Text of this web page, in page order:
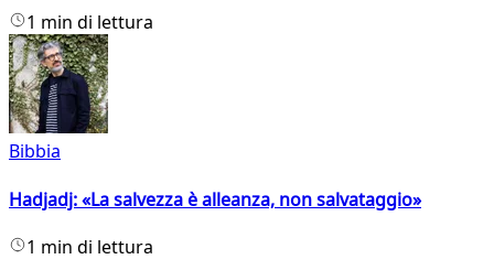
1 min di lettura
Bibbia
Hadjadj: «La salvezza è alleanza, non salvataggio»
1 min di lettura